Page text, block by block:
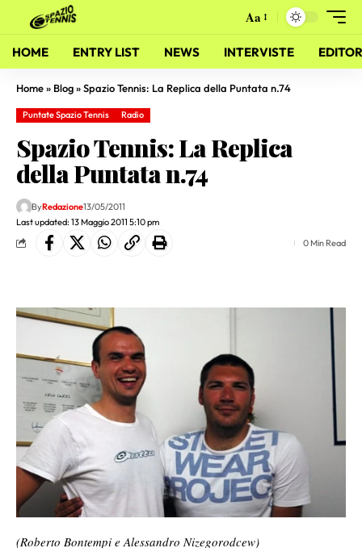
Aa
HOME ENTRY LIST NEWS INTERVISTE
Home» Blog»Spazio Tennis: La Replica della Puntata n.74
Puntate Spazio Tennis Radio
Spazio Tennis: La Replica
della Puntata n.74
Last updated: 13 Maggio 2011 5:10 pm
ByRedazione13/05/2011
0 Min Read
(Roberto Bontempi e Alessandro Nizegorodcew)